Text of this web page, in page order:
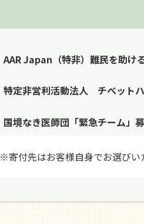
AAR Japan（特非）難民を助け
特定非営利活動法人 チベット
国境なき医師団「緊急チーム」
※寄付先はお客様自身でお選びい